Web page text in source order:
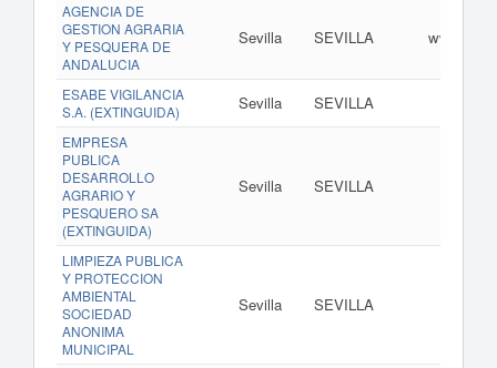
AGENCIA DE
GESTION AGRARIA
Y PESQUERA DE
ANDALUCIA
Sevilla SEVILLA
ESABE VIGILANCIA
S.A. (EXTINGUIDA)
Sevilla SEVILLA
EMPRESA
PUBLICA
DESARROLLO
AGRARIO Y
PESQUERO SA
(EXTINGUIDA)
Sevilla SEVILLA
LIMPIEZA PUBLICA
Y PROTECCION
AMBIENTAL
SOCIEDAD
ANONIMA
MUNICIPAL
Sevilla SEVILLA